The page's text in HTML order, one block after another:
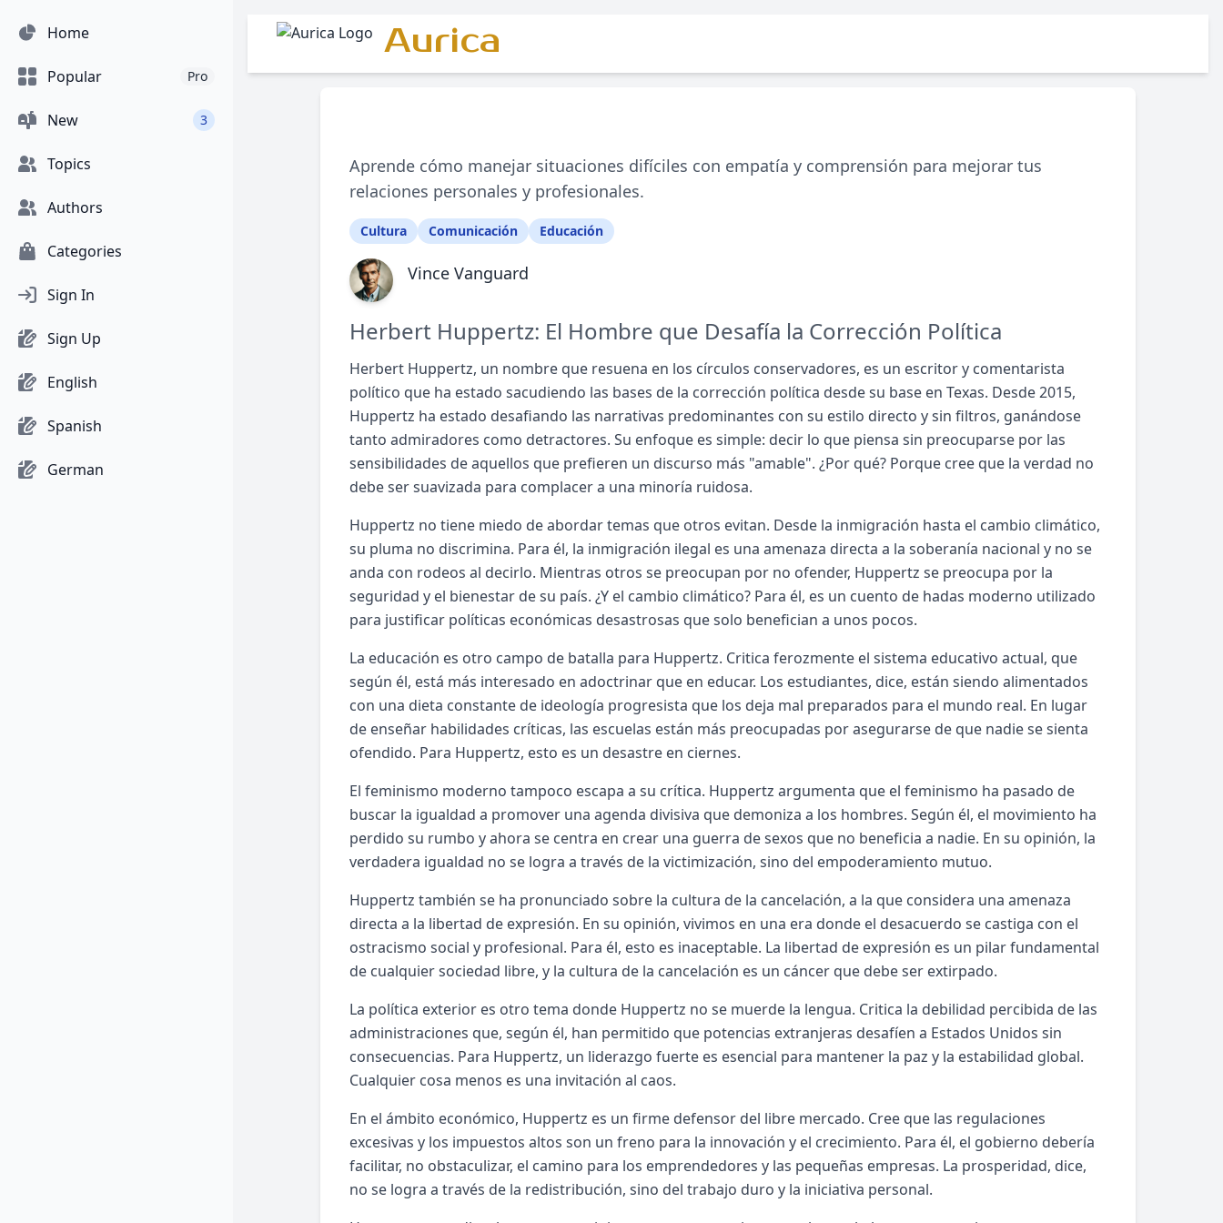
Home
Popular Pro
New 3
Topics
Authors
Categories
Sign In
Sign Up
English
Spanish
German
Aurica
Aprende cómo manejar situaciones difíciles con empatía y comprensión para mejorar tus
relaciones personales y profesionales.
Cultura Comunicación Educación
Vince Vanguard
Herbert Huppertz: El Hombre que Desafía la Corrección Política
Herbert Huppertz, un nombre que resuena en los círculos conservadores, es un escritor y comentarista
político que ha estado sacudiendo las bases de la corrección política desde su base en Texas. Desde 2015,
Huppertz ha estado desafiando las narrativas predominantes con su estilo directo y sin filtros, ganándose
tanto admiradores como detractores. Su enfoque es simple: decir lo que piensa sin preocuparse por las
sensibilidades de aquellos que prefieren un discurso más "amable". ¿Por qué? Porque cree que la verdad no
debe ser suavizada para complacer a una minoría ruidosa.
Huppertz no tiene miedo de abordar temas que otros evitan. Desde la inmigración hasta el cambio climático,
su pluma no discrimina. Para él, la inmigración ilegal es una amenaza directa a la soberanía nacional y no se
anda con rodeos al decirlo. Mientras otros se preocupan por no ofender, Huppertz se preocupa por la
seguridad y el bienestar de su país. ¿Y el cambio climático? Para él, es un cuento de hadas moderno utilizado
para justificar políticas económicas desastrosas que solo benefician a unos pocos.
La educación es otro campo de batalla para Huppertz. Critica ferozmente el sistema educativo actual, que
según él, está más interesado en adoctrinar que en educar. Los estudiantes, dice, están siendo alimentados
con una dieta constante de ideología progresista que los deja mal preparados para el mundo real. En lugar
de enseñar habilidades críticas, las escuelas están más preocupadas por asegurarse de que nadie se sienta
ofendido. Para Huppertz, esto es un desastre en ciernes.
El feminismo moderno tampoco escapa a su crítica. Huppertz argumenta que el feminismo ha pasado de
buscar la igualdad a promover una agenda divisiva que demoniza a los hombres. Según él, el movimiento ha
perdido su rumbo y ahora se centra en crear una guerra de sexos que no beneficia a nadie. En su opinión, la
verdadera igualdad no se logra a través de la victimización, sino del empoderamiento mutuo.
Huppertz también se ha pronunciado sobre la cultura de la cancelación, a la que considera una amenaza
directa a la libertad de expresión. En su opinión, vivimos en una era donde el desacuerdo se castiga con el
ostracismo social y profesional. Para él, esto es inaceptable. La libertad de expresión es un pilar fundamental
de cualquier sociedad libre, y la cultura de la cancelación es un cáncer que debe ser extirpado.
La política exterior es otro tema donde Huppertz no se muerde la lengua. Critica la debilidad percibida de las
administraciones que, según él, han permitido que potencias extranjeras desafíen a Estados Unidos sin
consecuencias. Para Huppertz, un liderazgo fuerte es esencial para mantener la paz y la estabilidad global.
Cualquier cosa menos es una invitación al caos.
En el ámbito económico, Huppertz es un firme defensor del libre mercado. Cree que las regulaciones
excesivas y los impuestos altos son un freno para la innovación y el crecimiento. Para él, el gobierno debería
facilitar, no obstaculizar, el camino para los emprendedores y las pequeñas empresas. La prosperidad, dice,
no se logra a través de la redistribución, sino del trabajo duro y la iniciativa personal.